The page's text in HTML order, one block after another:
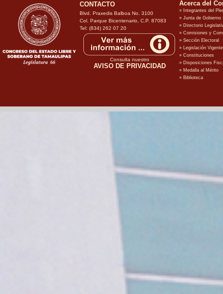
CONTACTO
Blvd. Praxedis Balboa No. 3100
Col. Parque Bicentenario, C.P. 87083
Tel: (834) 262 07 20
Consulta nuestro
AVISO DE PRIVACIDAD